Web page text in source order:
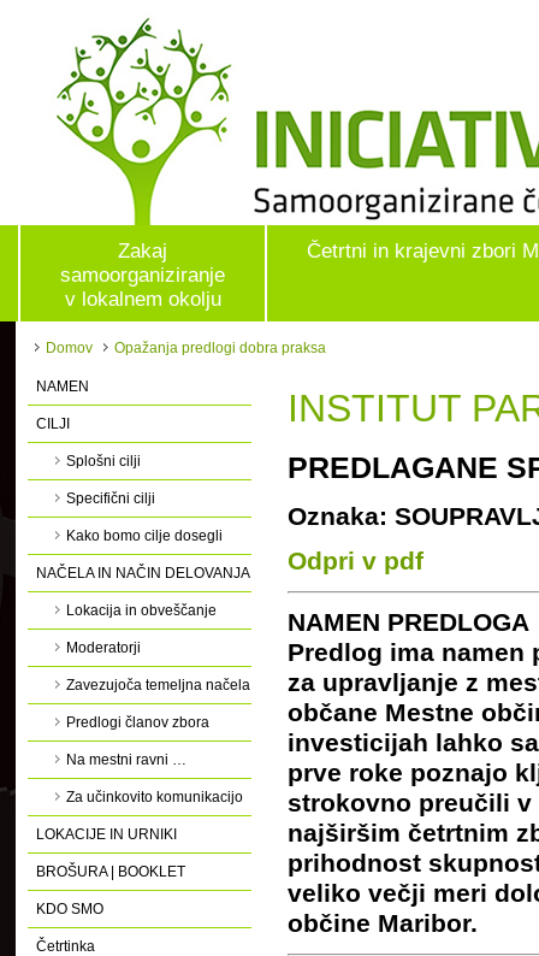
Zakaj
samoorganiziranje
v lokalnem okolju
Četrtni in krajevni zbori
Domov Opažanja predlogi dobra praksa
NAMEN
CILJI
Splošni cilji
Specifični cilji
Kako bomo cilje dosegli
NAČELA IN NAČIN DELOVANJA
Lokacija in obveščanje
Moderatorji
Zavezujoča temeljna načela
Predlogi članov zbora
Na mestni ravni …
Za učinkovito komunikacijo
LOKACIJE IN URNIKI
BROŠURA | BOOKLET
KDO SMO
Četrtinka
INSTITUT
PREDLAGANE
Oznaka:
Odpri v pdf
NAMEN PREDLOGA
Predlog ima
za upravljanje z
občane Mestne
investicijah lahko
prve roke poznajo
strokovno preučili
najširšim četrtnim
prihodnost
veliko večji meri
občine Maribor.